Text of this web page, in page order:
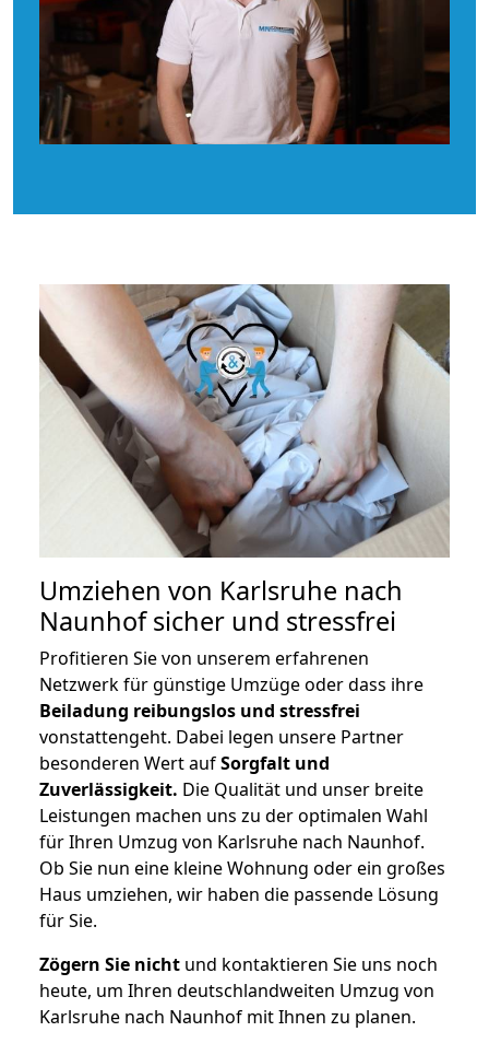
Umziehen von Karlsruhe nach
Naunhofsicher und stressfrei
Profitieren Sie von unserem erfahrenen
Netzwerk für günstige Umzüge oder dass ihre
Beiladung reibungslos und stressfrei
vonstattengeht. Dabei legen unsere Partner
besonderen Wert aufSorgfalt und
Zuverlässigkeit. Die Qualität und unser breite
Leistungen machen uns zu der optimalen Wahl
für Ihren Umzug von Karlsruhe nach Naunhof.
Ob Sie nun eine kleine Wohnung oder ein großes
Haus umziehen, wir haben die passende Lösung
für Sie.
Zögern Sie nicht und kontaktieren Sie uns noch
heute, um Ihren deutschlandweiten Umzug von
Karlsruhe nach Naunhof mit Ihnen zu planen.